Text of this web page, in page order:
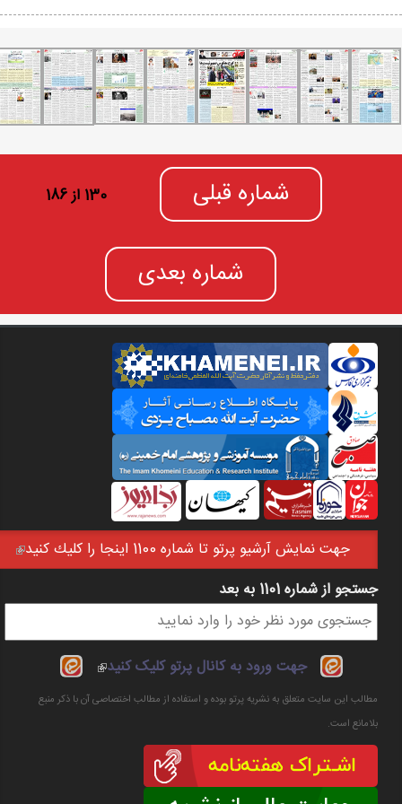
شماره قبلی 130 از 186
شماره بعدی
جهت نمايش آرشيو پرتو تا شماره 1100 اينجا را كليك كنيد
فرم جستجو
جستجو از شماره 1101 به بعد
جهت ورود به کانال پرتو کلیک کنید
(link is
external)
مطالب این سایت متعلق به نشریه پرتو بوده و استفاده از مطالب اختصاصی آن با ذکر منبع
بلامانع است.